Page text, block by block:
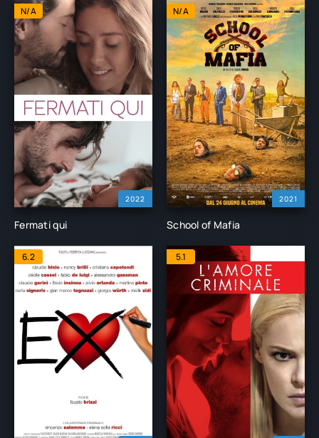
2022
N/A
Fermati qui
2021
N/A
School of Mafia
6.2 5.1